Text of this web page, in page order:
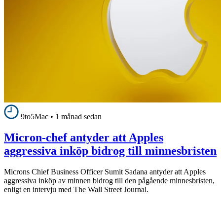
9to5Mac • 1 månad sedan
Micron-chef antyder att Apples
aggressiva inköp bidrog till minnesbristen
Microns Chief Business Officer Sumit Sadana antyder att Apples
aggressiva inköp av minnen bidrog till den pågående minnesbristen,
enligt en intervju med The Wall Street Journal.